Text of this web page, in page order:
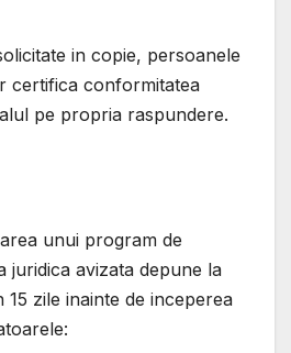
in copie, persoanele
certifica conformitatea
pe propria raspundere.
unui program de
juridica avizata depune la
15 zile inainte de inceperea